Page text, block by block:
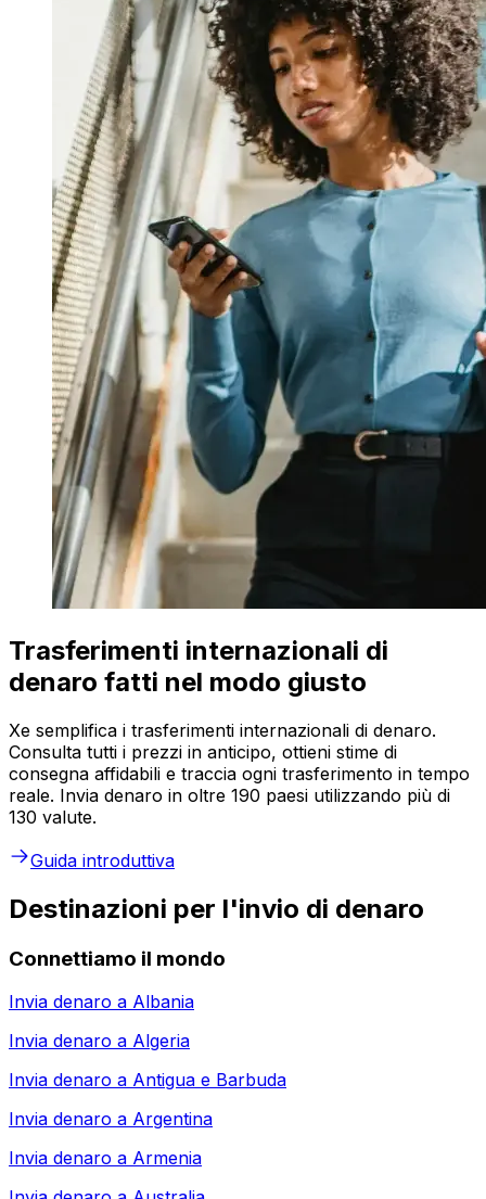
Trasferimenti internazionali di
denaro fatti nel modo giusto
Xe semplifica i trasferimenti internazionali di denaro.
Consulta tutti i prezzi in anticipo, ottieni stime di
consegna affidabili e traccia ogni trasferimento in tempo
reale. Invia denaro in oltre 190 paesi utilizzando più di
130 valute.
Guida introduttiva
Destinazioni per l'invio di denaro
Connettiamo il mondo
Invia denaro a Albania
Invia denaro a Algeria
Invia denaro a Antigua e Barbuda
Invia denaro a Argentina
Invia denaro a Armenia